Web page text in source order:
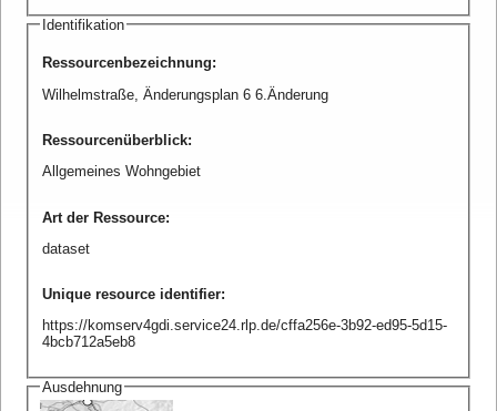
Identifikation
Ressourcenbezeichnung:
Wilhelmstraße, Änderungsplan 6 6.Änderung
Ressourcenüberblick:
Allgemeines Wohngebiet
Art der Ressource:
dataset
Unique resource identifier:
https://komserv4gdi.service24.rlp.de/cffa256e-3b92-ed95-5d15-
4bcb712a5eb8
Ausdehnung